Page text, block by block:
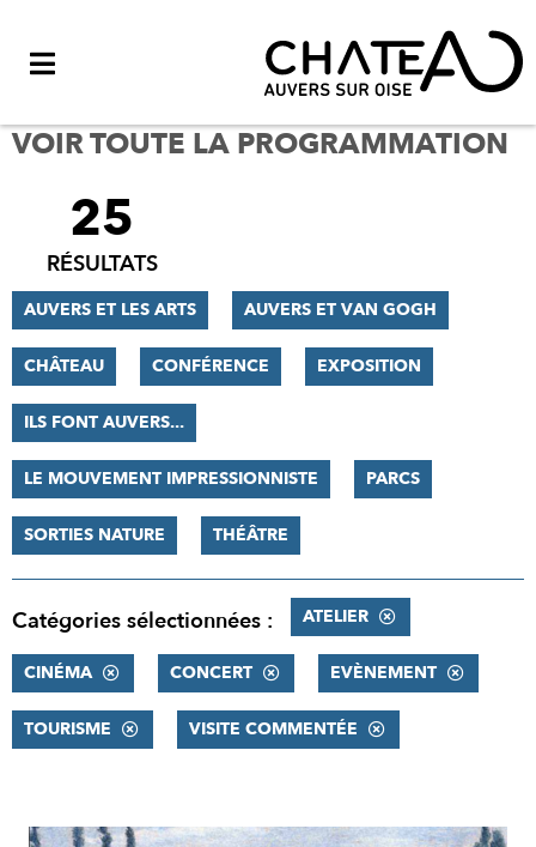
VOIR TOUTE LA PROGRAMMATION
FILTRER
RÉSULTATS
25
RÉSULTATS
AUVERS ET LES ARTS AUVERS ET VAN GOGH
CHÂTEAU CONFÉRENCE EXPOSITION
ILS FONT AUVERS...
LE MOUVEMENT IMPRESSIONNISTE PARCS
SORTIES NATURE THÉÂTRE
Catégories sélectionnées : ATELIER
CINÉMA CONCERT EVÈNEMENT
TOURISME VISITE COMMENTÉE